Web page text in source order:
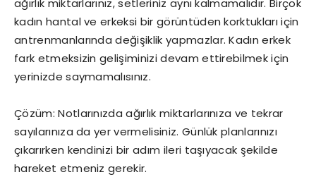
ağırlık miktarlarınız, setleriniz aynı kalmamalıdır. Birçok
kadın hantal ve erkeksi bir görüntüden korktukları için
antrenmanlarında değişiklik yapmazlar. Kadın erkek
fark etmeksizin gelişiminizi devam ettirebilmek için
yerinizde saymamalısınız.
Çözüm: Notlarınızda ağırlık miktarlarınıza ve tekrar
sayılarınıza da yer vermelisiniz. Günlük planlarınızı
çıkarırken kendinizi bir adım ileri taşıyacak şekilde
hareket etmeniz gerekir.